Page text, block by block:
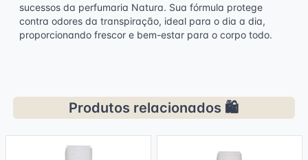
sucessos da perfumaria Natura. Sua fórmula protege
contra odores da transpiração, ideal para o dia a dia,
proporcionando frescor e bem-estar para o corpo todo.
Produtos relacionados 🛍️